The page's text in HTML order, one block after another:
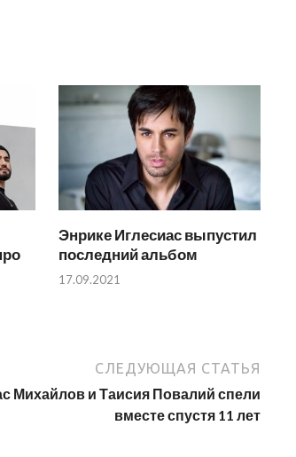
Энрике Иглесиас выпустил
последний альбом
17.09.2021
СЛЕДУЮЩАЯ СТАТЬЯ
Михайлов и Таисия Повалий спели
вместе спустя 11 лет